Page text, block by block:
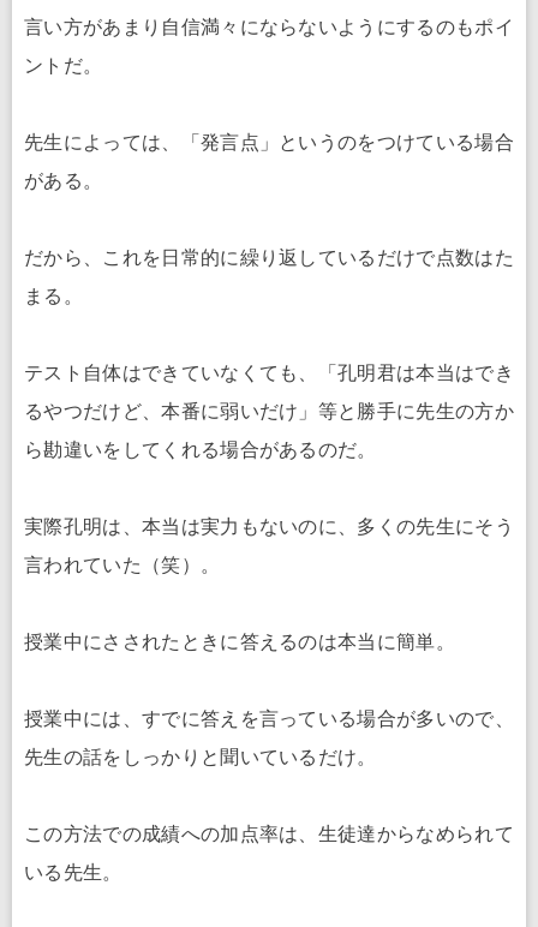
言い方があまり自信満々にならないようにするのもポイ
ントだ。
先生によっては、「発言点」というのをつけている場合
がある。
だから、これを日常的に繰り返しているだけで点数はた
まる。
テスト自体はできていなくても、「孔明君は本当はでき
るやつだけど、本番に弱いだけ」等と勝手に先生の方か
ら勘違いをしてくれる場合があるのだ。
実際孔明は、本当は実力もないのに、多くの先生にそう
言われていた（笑）。
授業中にさされたときに答えるのは本当に簡単。
授業中には、すでに答えを言っている場合が多いので、
先生の話をしっかりと聞いているだけ。
この方法での成績への加点率は、生徒達からなめられて
いる先生。